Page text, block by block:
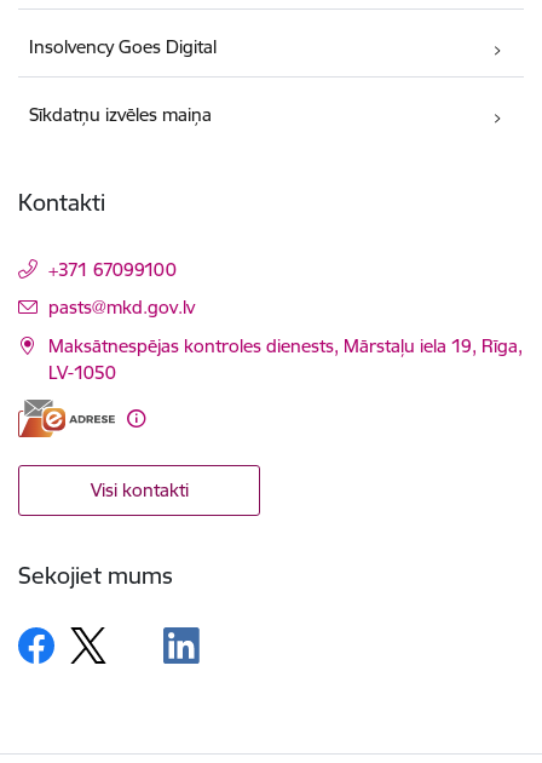
Insolvency Goes Digital
Sīkdatņu izvēles maiņa
Kontakti
+371 67099100
E-pasts:
pasts@mkd.gov.lv
Maksātnespējas kontroles dienests, Mārstaļu iela 19, Rīga,
LV-1050
Visi kontakti
Sekojiet mums